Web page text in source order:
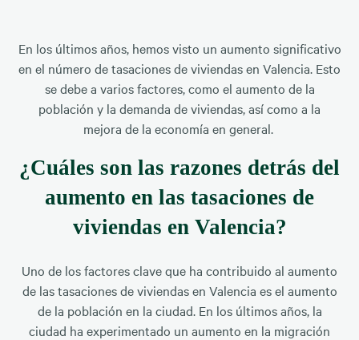
En los últimos años, hemos visto un aumento significativo
en el número de tasaciones de viviendas en Valencia. Esto
se debe a varios factores, como el aumento de la
población y la demanda de viviendas, así como a la
mejora de la economía en general.
¿Cuáles son las razones detrás del
aumento en las tasaciones de
viviendas en Valencia?
Uno de los factores clave que ha contribuido al aumento
de las tasaciones de viviendas en Valencia es el aumento
de la población en la ciudad. En los últimos años, la
ciudad ha experimentado un aumento en la migración